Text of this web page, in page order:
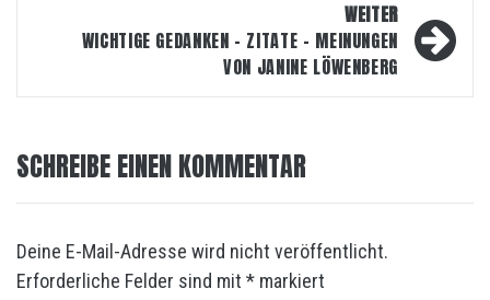
WEITER
WICHTIGE GEDANKEN – ZITATE – MEINUNGEN
VON JANINE LÖWENBERG
SCHREIBE EINEN KOMMENTAR
Deine E-Mail-Adresse wird nicht veröffentlicht.
Erforderliche Felder sind mit * markiert